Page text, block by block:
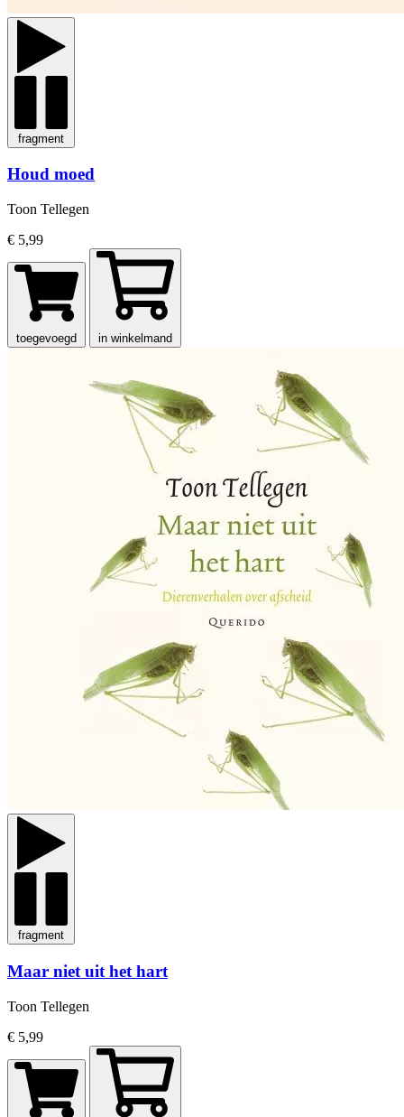
fragment
Houd moed
Toon Tellegen
€ 5,99
toegevoegd in winkelmand
fragment
Maar niet uit het hart
Toon Tellegen
€ 5,99